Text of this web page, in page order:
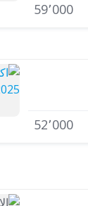
59٬000
52٬000